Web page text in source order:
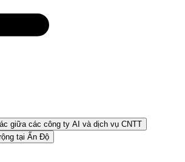
giữa các công ty AI và dịch vụ CNTT
tại Ấn Độ